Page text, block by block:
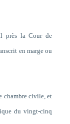
près la Cour de
en marge ou
chambre civile, et
du vingt-cinq